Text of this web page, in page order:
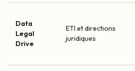
Data
Legal
Drive
ETI et directions
juridiques